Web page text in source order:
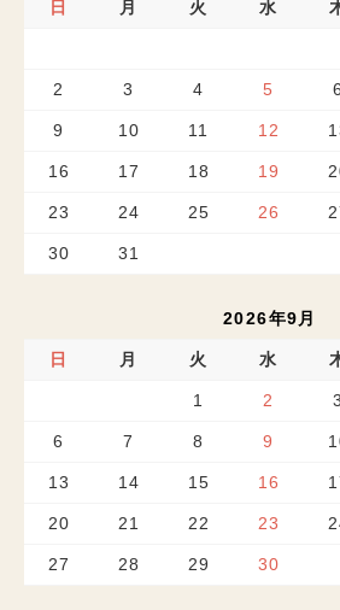
日 月 火 水
2 3 4 5 6
9 10 11 12
16 17 18 19
23 24 25 26
30 31
2026年9月
日 月 火 水
1 2 3
6 7 8 9
13 14 15 16
20 21 22 23
27 28 29 30